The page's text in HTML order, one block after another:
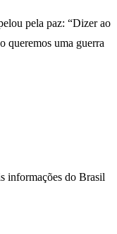
pela paz: “Dizer ao
queremos uma guerra
informações do Brasil